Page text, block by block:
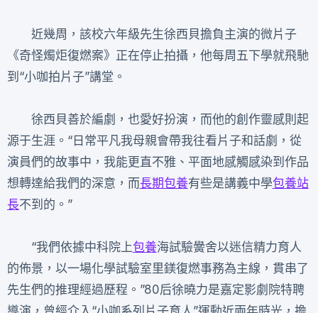
近幾周，該校六年級先生徐西貝擔負主演的微片子
《奇怪燭炬復燃案》正在停止拍攝，他每周五下學就飛馳
到“小咖拍片子”講堂。
徐西貝善於編劇，也愛好扮演，而他的創作靈感則起
源于生涯。“日常平凡我母親會帶我往看片子和話劇，從
演員們的故事中，我能更直不雅、平面地感觸感染到作品
想轉達給我們的深意，而長期包養有些是講義中學包養站
長不到的。”
“我們依據中科院上包養海試驗黌舍以迷信精力育人
的佈景，以一場化學試驗室里鎂復燃事務為主線，貫串了
先生們的推理經過歷程。”80后徐曉力是嘉定影劇院特聘